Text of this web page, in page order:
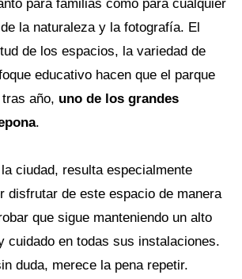
para familias como para cualquier
la naturaleza y la fotografía. El
de los espacios, la variedad de
educativo hacen que el parque
año, uno de los grandes
.
ciudad, resulta especialmente
disfrutar de este espacio de manera
que sigue manteniendo un alto
cuidado en todas sus instalaciones.
duda, merece la pena repetir.